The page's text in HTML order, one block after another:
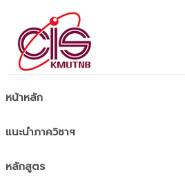
หน้าหลัก
แนะนำภาควิชาฯ
หลักสูตร